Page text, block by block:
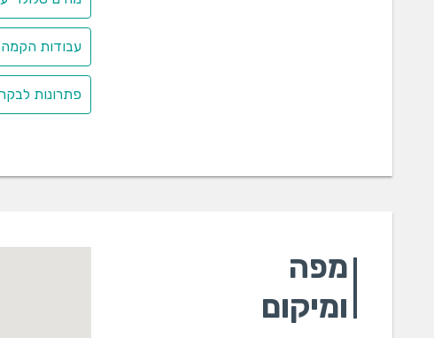
עבודות
פתרונות
מפה
ומיקום